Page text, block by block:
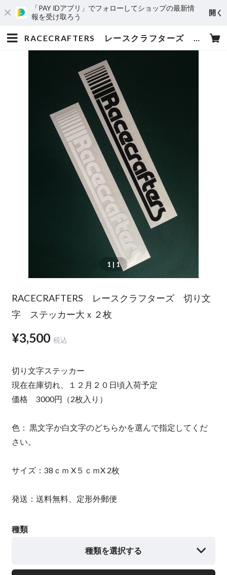
「PAY IDアプリ」でフォローしてショップの最新情
報を受け取ろう
開く
RACECRAFTERS レースクラフターズ 切り文字 ステッカー大ｘ２枚 | レースクラフターズジャパン オフィシャルEC
1 | 1
RACECRAFTERS レースクラフターズ 切り文
字 ステッカー大ｘ２枚
¥3,500 税込
切り文字ステッカー
現在在庫切れ、１２月２０日頃入荷予定
価格 3000円（2枚入り）
色： 黒文字か白文字のどちらかを選んで指定してくだ
さい。
サイズ：38ｃｍ X５ｃｍX 2枚
発送：送料無料、定形外郵便
種類
種類を選択する